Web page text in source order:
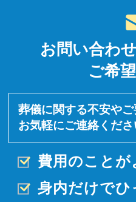
お問い合わ
ご希
葬儀に関する不安や
お気軽にご連絡くださ
費用のこと
身内だけでひ